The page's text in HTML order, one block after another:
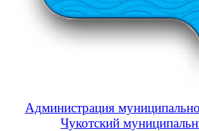
Администрация
Чукотский